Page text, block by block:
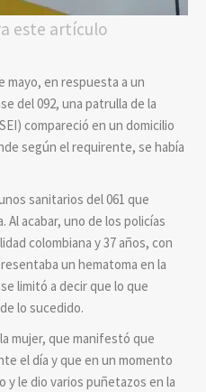
este artículo
mayo, en respuesta a un
del 092, una patrulla de la
compareció en un domicilio
según el requirente, se había
sanitarios del 061 que
acabar, uno de los policías
colombiana y 37 años, con
un hematoma en la
limitó a decir que lo que
lo sucedido.
mujer, que manifestó que
el día y que en un momento
y le dio varios puñetazos en la